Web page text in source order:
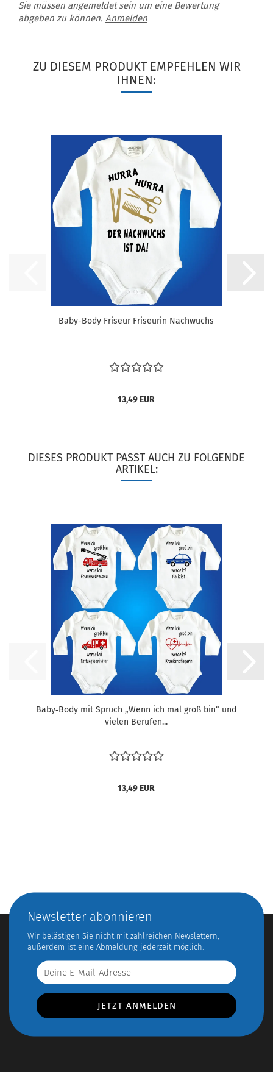
Sie müssen angemeldet sein um eine Bewertung
abgeben zu können. Anmelden
ZU DIESEM PRODUKT EMPFEHLEN WIR
IHNEN:
Baby-Body Friseur Friseurin Nachwuchs
13,49 EUR
DIESES PRODUKT PASST AUCH ZU FOLGENDE
ARTIKEL:
Baby‑Body mit Spruch „Wenn ich mal groß bin“ und
vielen Berufen...
13,49 EUR
Newsletter abonnieren
Wir belästigen Sie nicht mit zahlreichen Newslettern,
außerdem ist eine Abmeldung jederzeit möglich.